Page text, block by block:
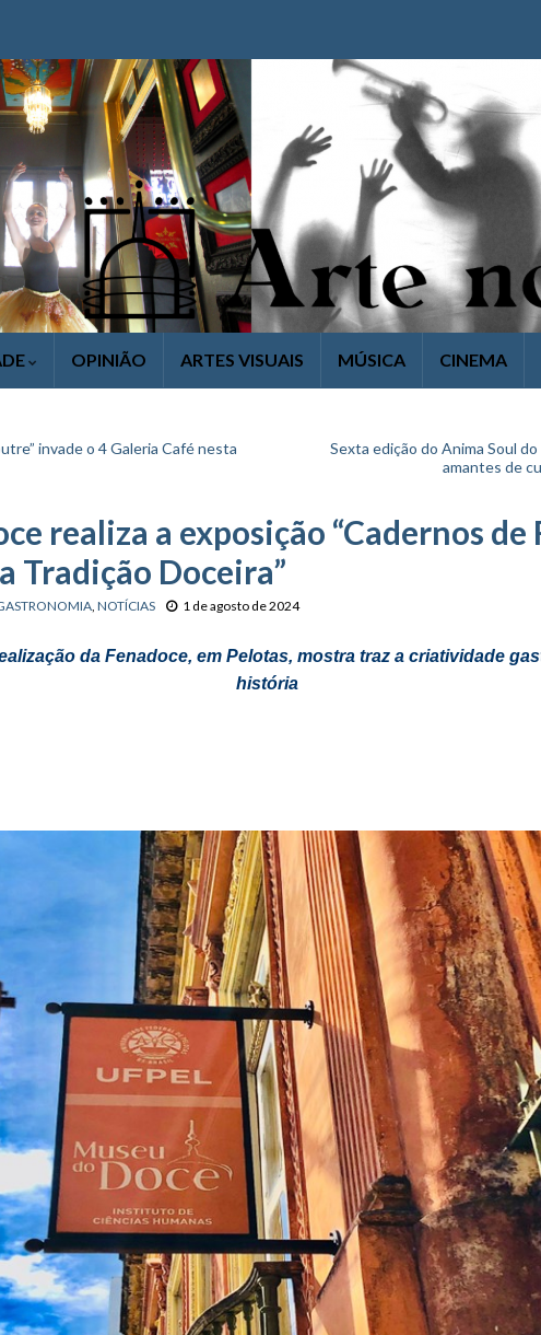
OPINIÃO ARTES VISUAIS MÚSICA CINEMA
invade o 4 Galeria Café nesta
Sexta edição do Anima Soul
amantes de
realiza a exposição “Cadernos de
Tradição Doceira”
, NOTÍCIAS 1 de agosto de 2024
da Fenadoce, em Pelotas, mostra traz a criatividade
história